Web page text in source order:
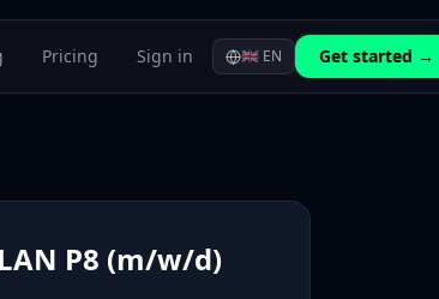
Pricing Sign in 🇬🇧 EN Get started →
P8 (m/w/d)